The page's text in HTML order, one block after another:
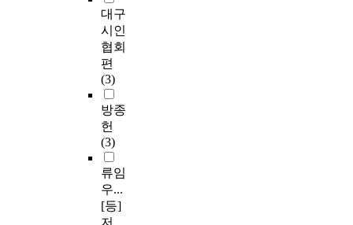
대구
시인
협회
편
(3)
방종
헌
(3)
류임
우...
[등]